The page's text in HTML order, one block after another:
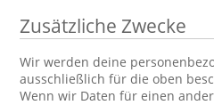
Zusätzliche Zwecke
Wir werden deine
ausschließlich für die oben
Wenn wir Daten für einen